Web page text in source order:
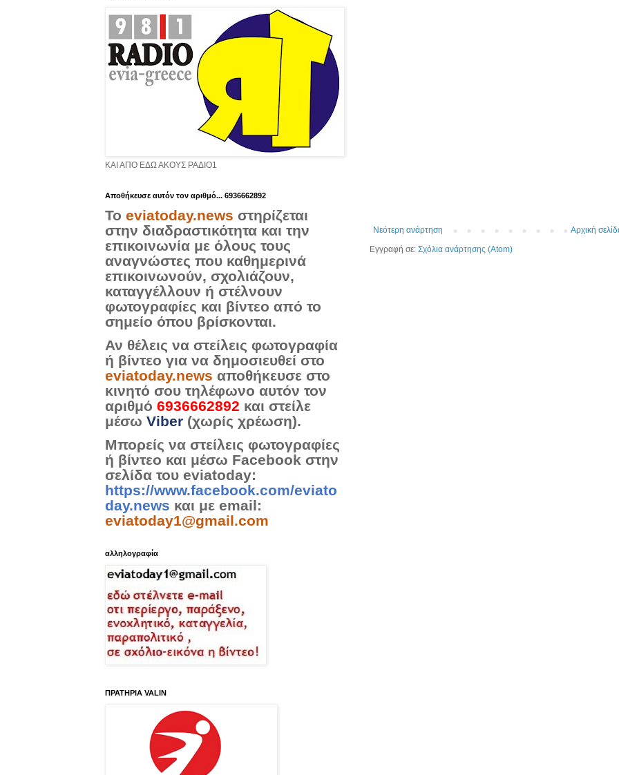
Νεότερη ανάρτηση
Αρχική
Εγγραφή σε: Σχόλια ανάρτησης (Atom)
ΚΑΙ ΑΠΟ ΕΔΩ ΑΚΟΥΣ ΡΑΔΙΟ1
Aποθήκευσε αυτόν τον αριθμό... 6936662892
Το eviatoday.news στηρίζεται
στην διαδραστικότητα και την
επικοινωνία με όλους τους
αναγνώστες που καθημερινά
επικοινωνούν, σχολιάζουν,
καταγγέλλουν ή στέλνουν
φωτογραφίες και βίντεο από το
σημείο όπου βρίσκονται.
Αν θέλεις να στείλεις φωτογραφία
ή βίντεο για να δημοσιευθεί στο
eviatoday.news αποθήκευσε στο
κινητό σου τηλέφωνο αυτόν τον
αριθμό 6936662892 και στείλε
μέσω Viber (χωρίς χρέωση).
Μπορείς να στείλεις φωτογραφίες
ή βίντεο και μέσω Facebook στην
σελίδα του eviatoday:
https://www.facebook.com/eviato
day.news και με email:
eviatoday1@gmail.com
αλληλογραφία
ΠΡΑΤΗΡΙΑ VALIN